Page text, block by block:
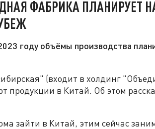
ФАБРИКА ПЛАНИРУЕТ
году объёмы производства
(входит в холдинг
продукции в Китай. Об этом
зайти в Китай, этим сейчас